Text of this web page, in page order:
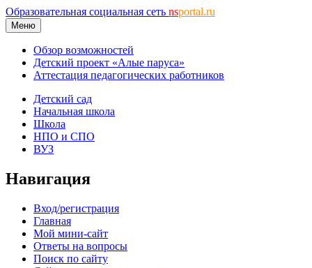
Образовательная социальная сеть nsportal.ru
Меню
Обзор возможностей
Детский проект «Алые паруса»
Аттестация педагогических работников
Детский сад
Начальная школа
Школа
НПО и СПО
ВУЗ
Навигация
Вход/регистрация
Главная
Мой мини-сайт
Ответы на вопросы
Поиск по сайту